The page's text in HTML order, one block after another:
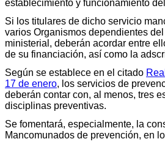
establecimiento y funcionamiento
Si los titulares de dicho servicio
varios Organismos dependientes
ministerial, deberán acordar entre
de su financiación, así como la
Según se establece en el citado
17 de enero, los servicios de
deberán contar con, al menos, tres
disciplinas preventivas.
Se fomentará, especialmente, la
Mancomunados de prevención, en